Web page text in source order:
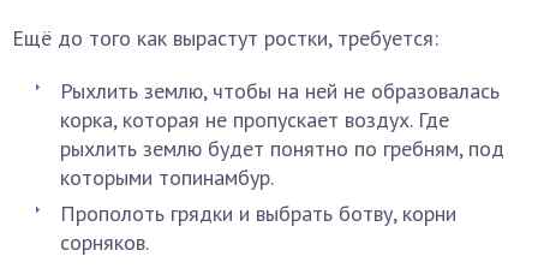
Ещё до того как вырастут ростки, требуется:
Рыхлить землю, чтобы на ней не образовалась
корка, которая не пропускает воздух. Где
рыхлить землю будет понятно по гребням, под
которыми топинамбур.
Прополоть грядки и выбрать ботву, корни
сорняков.